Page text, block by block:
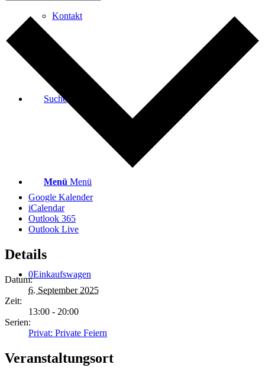
Kontakt
Suche
Menü Menü
0Einkaufswagen
Google Kalender
iCalendar
Outlook 365
Outlook Live
Details
Datum:
6. September 2025
Zeit:
13:00 - 20:00
Serien:
Privat: Private Feiern
Veranstaltungsort